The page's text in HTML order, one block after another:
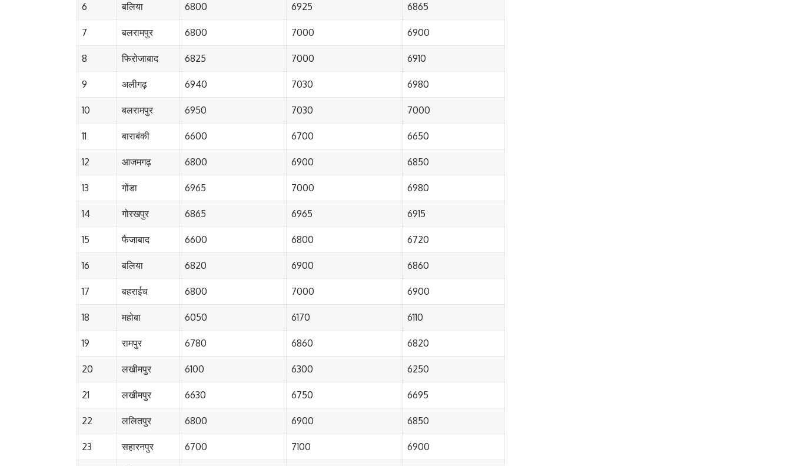
6 बलिया 6800 6925 6865
7 बलरामपुर 6800 7000 6900
8 फिरोजाबाद 6825 7000 6910
9 अलीगढ़ 6940 7030 6980
10 बलरामपुर 6950 7030 7000
11 बाराबंकी 6600 6700 6650
12 आजमगढ़ 6800 6900 6850
13 गोंडा 6965 7000 6980
14 गोरखपुर 6865 6965 6915
15 फैजाबाद 6600 6800 6720
16 बलिया 6820 6900 6860
17 बहराईच 6800 7000 6900
18 महोबा 6050 6170 6110
19 रामपुर 6780 6860 6820
20 लखीमपुर 6100 6300 6250
21 लखीमपुर 6630 6750 6695
22 ललितपुर 6800 6900 6850
23 सहारनपुर 6700 7100 6900